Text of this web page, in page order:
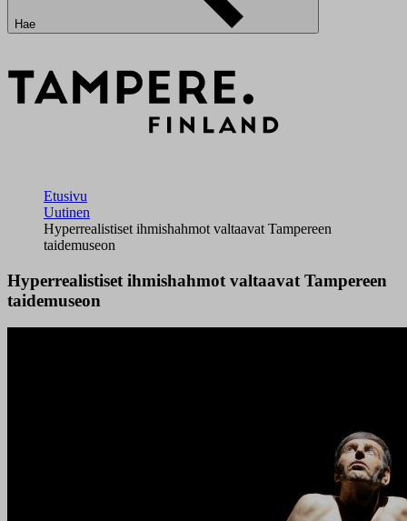
Hae
Etusivu
Uutinen
Hyperrealistiset ihmishahmot valtaavat Tampereen
taidemuseon
Hyperrealistiset ihmishahmot valtaavat Tampereen
taidemuseon